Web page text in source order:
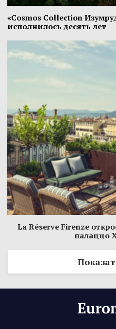
«Cosmos Collection
исполнилось десять лет
La Réserve Firenze
палаццо